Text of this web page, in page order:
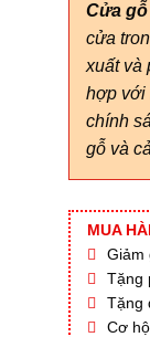
Cửa gỗ
cửa
xuất và
hợp với
chính
gỗ và
MUA
Giảm
Tặng
Tặng
Cơ